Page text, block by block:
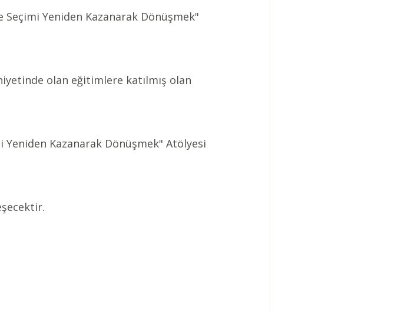
Seçimi Yeniden Kazanarak Dönüşmek"
olan eğitimlere katılmış olan
Yeniden Kazanarak Dönüşmek" Atölyesi